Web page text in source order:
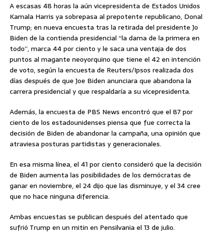
A escasas 48 horas la aún vicepresidenta de Estados Unidos
Kamala Harris ya sobrepasa al prepotente republicano, Donal
Trump; en nueva encuesta tras la retirada del presidente Jo
Biden de la contienda presidencial “la dama de la primera en
todo”, marca 44 por ciento y le saca una ventaja de dos
puntos al magante neoyorquino que tiene el 42 en intención
de voto, según la encuesta de Reuters/Ipsos realizada dos
días después de que Joe Biden anunciara que abandona la
carrera presidencial y que respaldaría a su vicepresidenta.
Además, la encuesta de PBS News encontró que el 87 por
ciento de los estadounidenses piensa que fue correcta la
decisión de Biden de abandonar la campaña, una opinión que
atraviesa posturas partidistas y generacionales.
En esa misma línea, el 41 por ciento consideró que la decisión
de Biden aumenta las posibilidades de los demócratas de
ganar en noviembre, el 24 dijo que las disminuye, y el 34 cree
que no hace ninguna diferencia.
Ambas encuestas se publican después del atentado que
sufrió Trump en un mitin en Pensilvania el 13 de julio.